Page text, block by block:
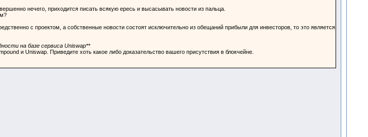
нечего, приходится писать всякую ересь и высасывать новости из пальца.
с проектом, а собственные новости состоят исключительно из обещаний прибыли для инвесторов, то это является
на базе сервиса Uniswap**
и Uniswap. Приведите хоть какое либо доказательство вашего присутствия в блокчейне.